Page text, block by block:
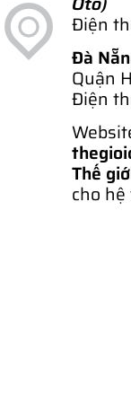
Điện
Đà
Quận
Điện
Thế
cho